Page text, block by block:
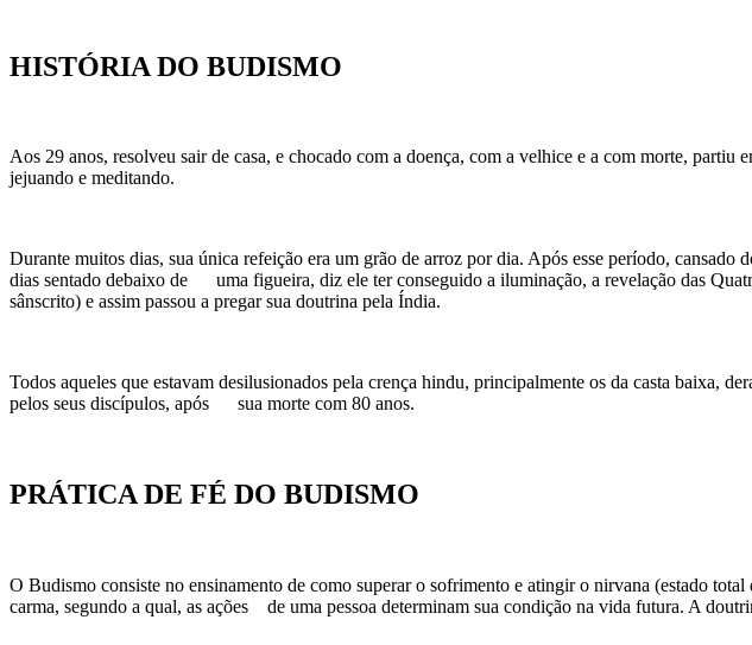
HISTÓRIA DO BUDISMO
Aos 29 anos, resolveu sair de casa, e chocado com a doença, com a velhice e a com morte,
jejuando e meditando.
Durante muitos dias, sua única refeição era um grão de arroz por dia. Após esse período,
dias sentado debaixo de uma figueira, diz ele ter conseguido a iluminação, a revelação das
sânscrito) e assim passou a pregar sua doutrina pela Índia.
Todos aqueles que estavam desilusionados pela crença hindu, principalmente os da casta
pelos seus discípulos, após sua morte com 80 anos.
PRÁTICA DE FÉ DO BUDISMO
O Budismo consiste no ensinamento de como superar o sofrimento e atingir o nirvana (estado
carma, segundo a qual, as ações de uma pessoa determinam sua condição na vida futura. A